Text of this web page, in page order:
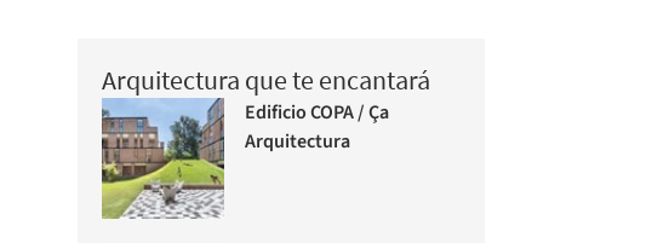
Arquitectura que te encantará
Edificio COPA / Ça
Arquitectura